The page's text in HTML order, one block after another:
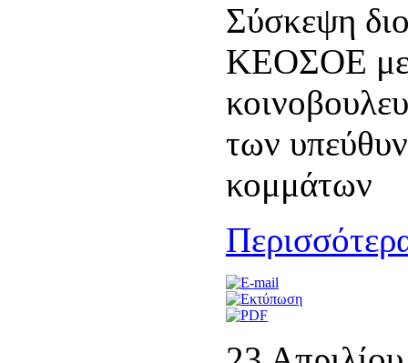
Σύσκεψη
ΚΕΟΣΟΕ με
των
κομμάτων